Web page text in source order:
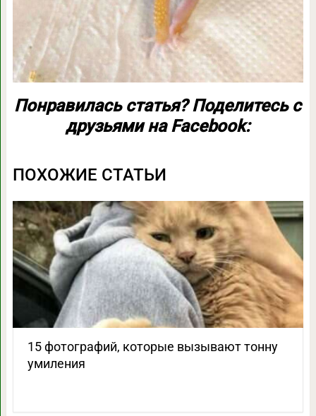
Понравилась статья? Поделитесь с
друзьями на Facebook:
ПОХОЖИЕ СТАТЬИ
15 фотографий, которые вызывают тонну
умиления